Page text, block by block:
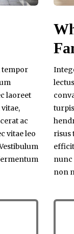
tempor
laoreet
ac
vitae leo
risus
nunc
non